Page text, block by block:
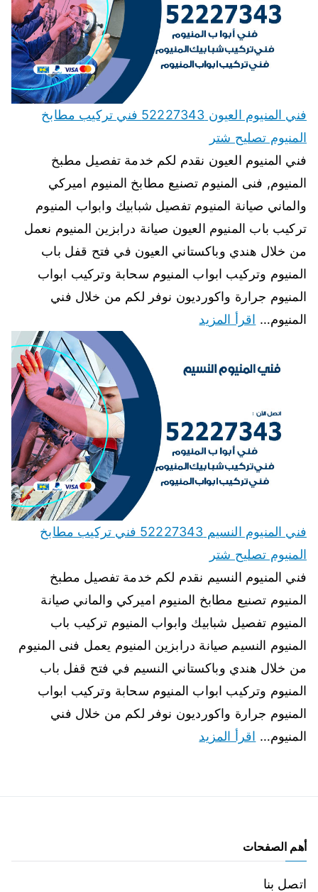
فني المنيوم العيون 52227343 فني تركيب مطابخ
المنيوم تصليح شتر
فني المنيوم العيون نقدم لكم خدمة تفصيل مطبخ
المنيوم, فنى المنيوم تصنيع مطابخ المنيوم اميركي
والماني صيانة المنيوم تفصيل شبابيك وابواب المنيوم
تركيب باب المنيوم العيون صيانة درابزين المنيوم نعمل
من خلال هندي وباكستاني العيون في فتح قفل باب
المنيوم وتركيب ابواب المنيوم سحابة وتركيب ابواب
المنيوم جرارة واكورديون نوفر لكم من خلال فني
المنيوم… اقرأ المزيد
فني المنيوم النسيم 52227343 فني تركيب مطابخ
المنيوم تصليح شتر
فني المنيوم النسيم نقدم لكم خدمة تفصيل مطبخ
المنيوم تصنيع مطابخ المنيوم اميركي والماني صيانة
المنيوم تفصيل شبابيك وابواب المنيوم تركيب باب
المنيوم النسيم صيانة درابزين المنيوم يعمل فنى المنيوم
من خلال هندي وباكستاني النسيم في فتح قفل باب
المنيوم وتركيب ابواب المنيوم سحابة وتركيب ابواب
المنيوم جرارة واكورديون نوفر لكم من خلال فني
المنيوم… اقرأ المزيد
أهم الصفحات
اتصل بنا